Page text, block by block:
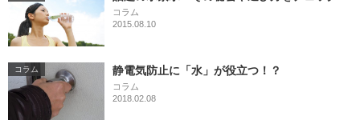
コラム
2015.08.10
コラム 静電気防止に「水」が役立つ！？
コラム
2018.02.08